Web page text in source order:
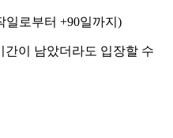
일로부터 +90일까지)
이 남았더라도 입장할 수